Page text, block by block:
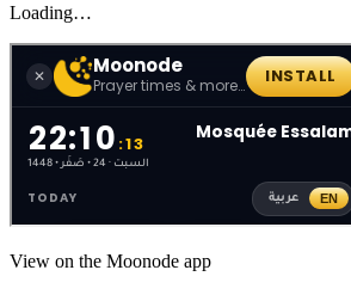
Loading…
View on the Moonode app